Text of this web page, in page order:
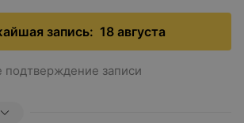
запись: 18 августа
подтверждение записи